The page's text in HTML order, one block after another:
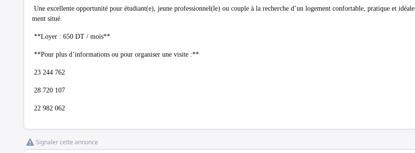
Une excellente opportunité pour étudiant(e), jeune professionnel(le) ou couple à la recherche d’un logement confortable, pratique et idéale
ment situé.
**Loyer : 650 DT / mois**
**Pour plus d’informations ou pour organiser une visite :**
23 244 762
28 720 107
22 982 062
Signaler cette annonce